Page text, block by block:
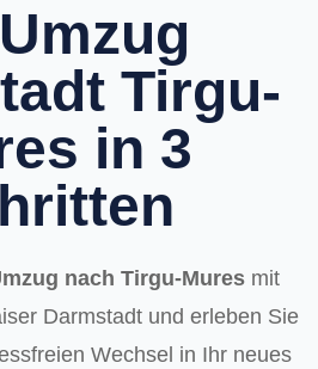
Tirgu-
in 3
nach Tirgu-Muresmit
Darmstadt und erleben Sie
Wechsel in Ihr neues